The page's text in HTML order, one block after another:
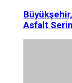
Asfalt